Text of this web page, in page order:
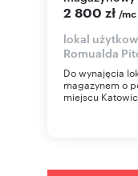
2 800 zł /mc
lokal
Romualda
Do wynajęcia
magazynem o
miejscu